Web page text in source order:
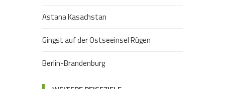
Astana Kasachstan
Gingst auf der Ostseeinsel Rügen
Berlin-Brandenburg